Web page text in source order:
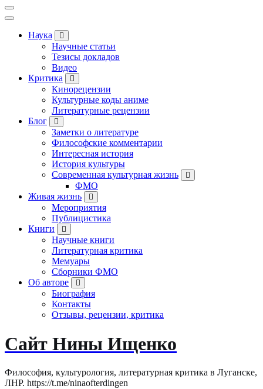
Наука
Научные статьи
Тезисы докладов
Видео
Критика
Кинорецензии
Культурные коды аниме
Литературные рецензии
Блог
Заметки о литературе
Философские комментарии
Интересная история
История культуры
Современная культурная жизнь
ФМО
Живая жизнь
Мероприятия
Публицистика
Книги
Научные книги
Литературная критика
Мемуары
Сборники ФМО
Об авторе
Биография
Контакты
Отзывы, рецензии, критика
Сайт Нины Ищенко
Философия, культурология, литературная критика в Луганске,
ЛНР. https://t.me/ninaofterdingen